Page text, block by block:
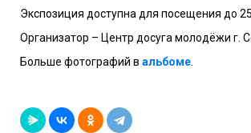
Экспозиция доступна для посещения до
Организатор – Центр досуга молодёжи г.
Больше фотографий в альбоме